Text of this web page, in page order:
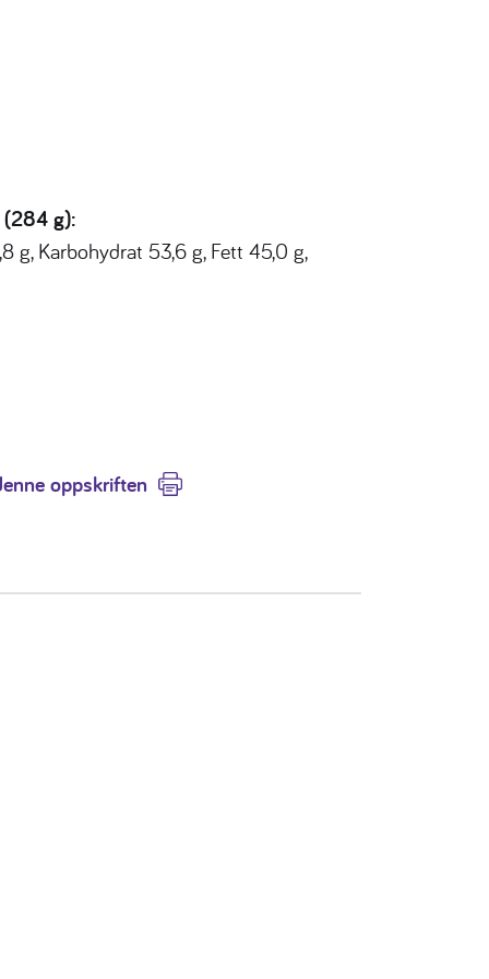
(284 g):
g, Karbohydrat 53,6 g, Fett 45,0 g,
oppskriften